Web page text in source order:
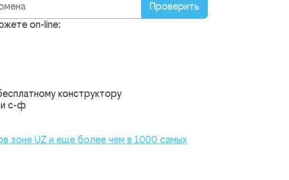
Проверить
on-line:
конструктору
и с-ф
зоне UZ и еще более чем в 1000 самых